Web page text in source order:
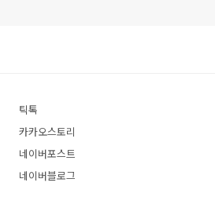
틱톡
카카오스토리
네이버포스트
네이버블로그